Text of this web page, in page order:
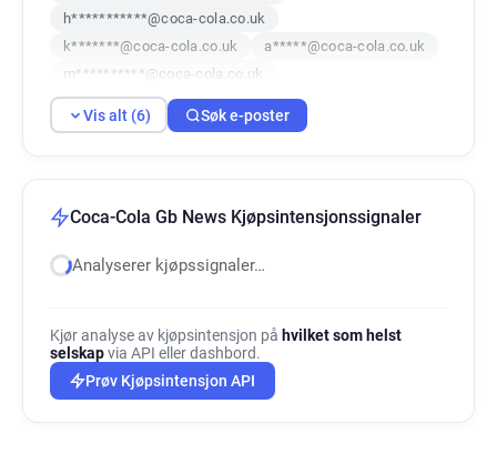
h***********@coca-cola.co.uk
k*******@coca-cola.co.uk
a*****@coca-cola.co.uk
m**********@coca-cola.co.uk
k*******@coca-cola.co.uk
Vis alt (6) Søk e-poster
Coca-Cola Gb News Kjøpsintensjonssignaler
Analyserer kjøpssignaler…
Kjør analyse av kjøpsintensjon på hvilket som helst
selskapvia API eller dashbord.
Prøv Kjøpsintensjon API